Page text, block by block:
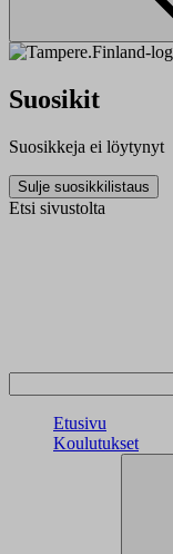
Suosikit
Suosikkeja ei löytynyt
Sulje suosikkilistaus
Etsi sivustolta
Etusivu
Koulutukset